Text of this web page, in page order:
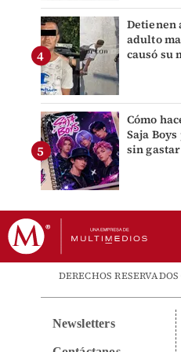
Detienen
adulto
causó su
Cómo
Saja
sin
DERECHOS
Newsletters